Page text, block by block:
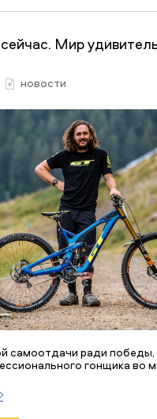
Мир
новости
самоотдачи ради победы,
гонщика во